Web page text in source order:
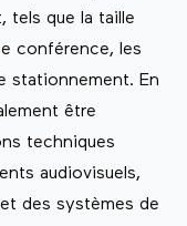
tels que la taille
conférence, les
stationnement. En
être
techniques
audiovisuels,
des systèmes de